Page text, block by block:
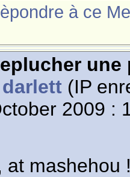
à ce
une
darlett (IP
2009 :
at